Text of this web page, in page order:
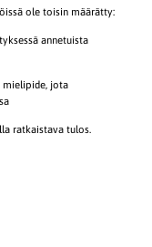
ole toisin määrätty:
annetuista
jota
ratkaistava tulos.